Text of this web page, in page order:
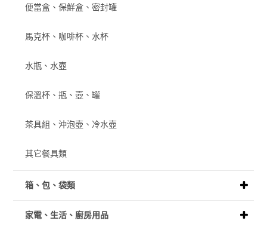
便當盒、保鮮盒、密封罐
馬克杯、咖啡杯、水杯
水瓶、水壺
保溫杯、瓶、壺、罐
茶具組、沖泡壺、冷水壺
其它餐具類
箱、包、袋類
家電、生活、廚房用品